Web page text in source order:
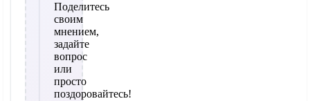
Поделитесь
своим
мнением,
задайте
вопрос
или
просто
поздоровайтесь!